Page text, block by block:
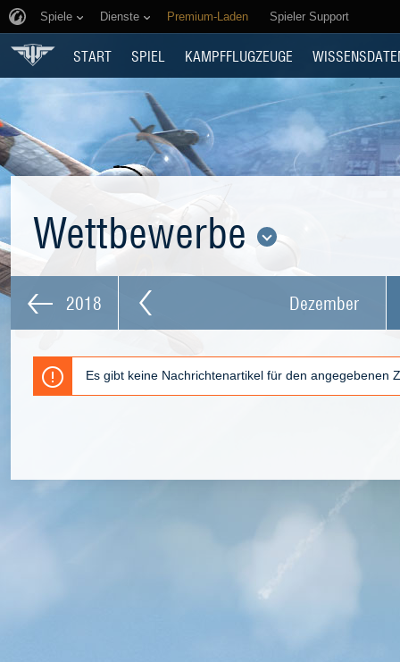
Spiele Dienste Premium-Laden Spieler Support
START SPIEL KAMPFFLUGZEUGE
Wettbewerbe
2018 Dezember
Es gibt keine Nachrichtenartikel für den angegebenen